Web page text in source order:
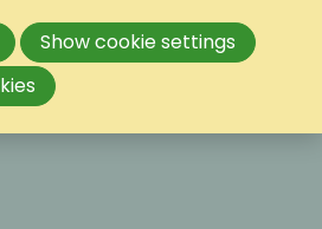
Show cookie settings